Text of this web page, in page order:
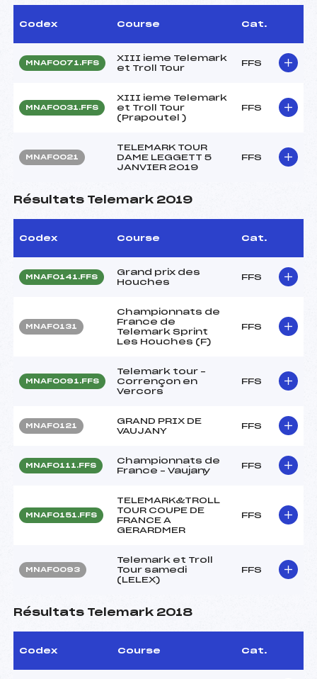
Codex Course Cat.
MNAF0071.FFS
XIII ieme Telemark
et Troll Tour
FFS
MNAF0031.FFS
XIII ieme Telemark
et Troll Tour
(Prapoutel )
FFS
MNAF0021
TELEMARK TOUR
DAME LEGGETT 5
JANVIER 2019
FFS
Résultats Telemark 2019
Codex Course Cat.
MNAF0141.FFS
Grand prix des
Houches
FFS
MNAF0131
Championnats de
France de
Telemark Sprint
Les Houches (F)
FFS
MNAF0091.FFS
Telemark tour –
Corrençon en
Vercors
FFS
MNAF0121
GRAND PRIX DE
VAUJANY
FFS
MNAF0111.FFS
Championnats de
France – Vaujany
FFS
MNAF0151.FFS
TELEMARK&TROLL
TOUR COUPE DE
FRANCE A
GERARDMER
FFS
MNAF0093
Telemark et Troll
Tour samedi
(LELEX)
FFS
Résultats Telemark 2018
Codex Course Cat.